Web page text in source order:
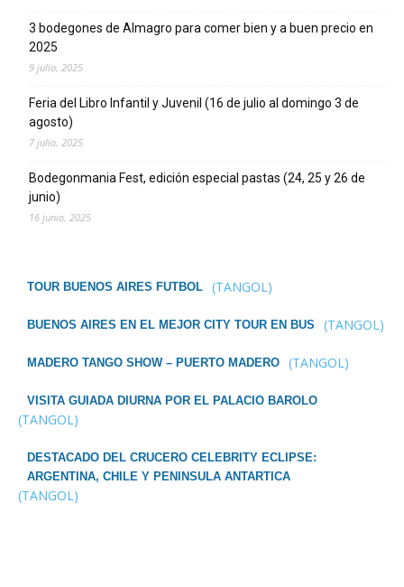
3 bodegones de Almagro para comer bien y a buen precio en
2025
9 julio, 2025
Feria del Libro Infantil y Juvenil (16 de julio al domingo 3 de
agosto)
7 julio, 2025
Bodegonmania Fest, edición especial pastas (24, 25 y 26 de
junio)
16 junio, 2025
TOUR BUENOS AIRES FUTBOL (TANGOL)
BUENOS AIRES EN EL MEJOR CITY TOUR EN BUS (TANGOL)
MADERO TANGO SHOW – PUERTO MADERO (TANGOL)
VISITA GUIADA DIURNA POR EL PALACIO BAROLO
(TANGOL)
DESTACADO DEL CRUCERO CELEBRITY ECLIPSE:
ARGENTINA, CHILE Y PENINSULA ANTARTICA
(TANGOL)